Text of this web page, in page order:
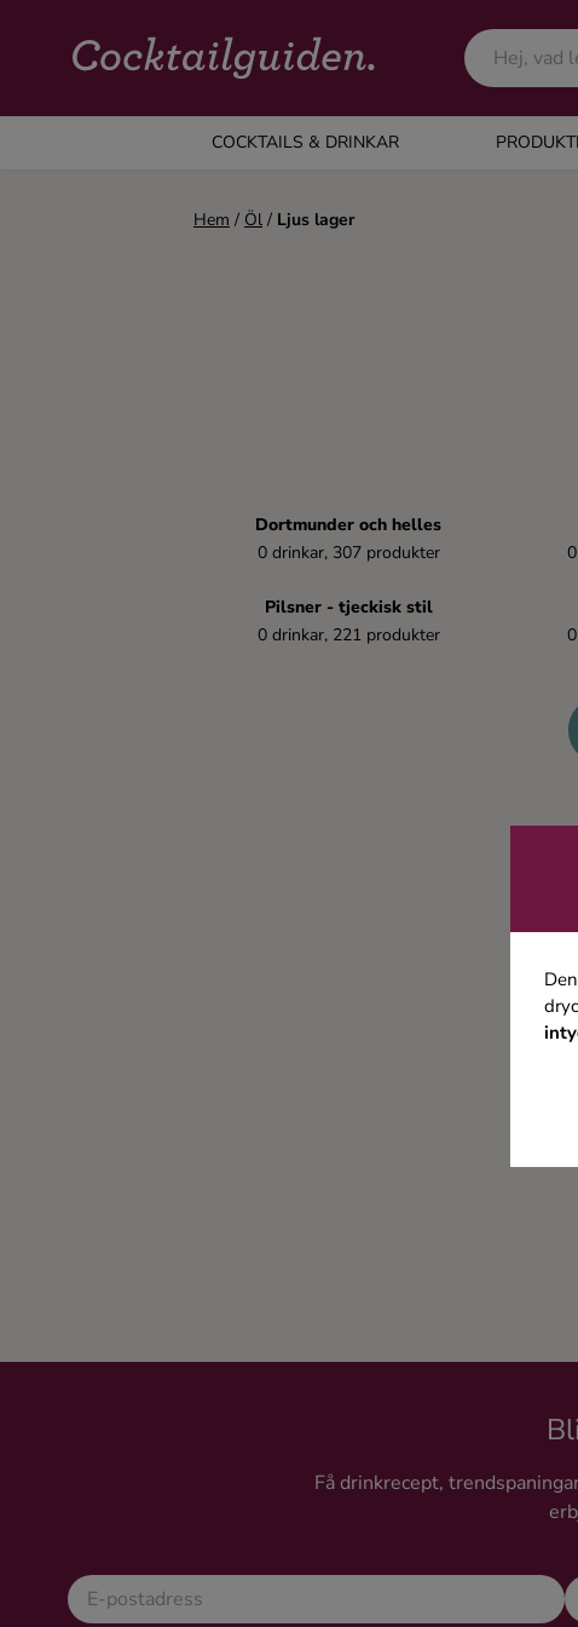
COCKTAILS & DRINKAR
COCKTAILS & DRINKAR
Alla cocktails & drinkar
Hem / Öl / Ljus lager
Dortmunder och helles
0 drinkar, 307 produkter
Pilsner - tjeckisk stil
0 drinkar, 221 produkter
Få drinkrecept,